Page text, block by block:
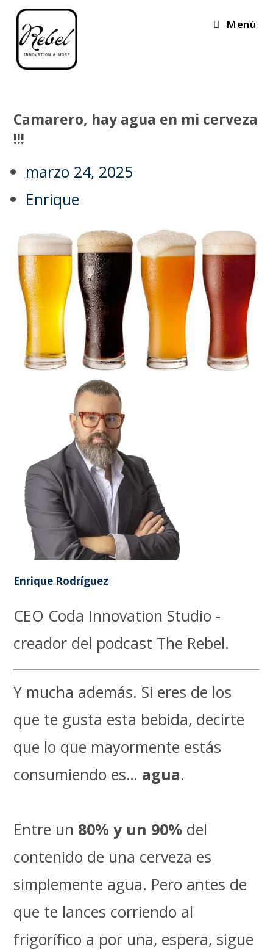
Menú
Camarero, hay agua en mi cerveza
!!!
marzo 24, 2025
Enrique
Enrique Rodríguez
CEO Coda Innovation Studio -
creador del podcast The Rebel.
Y mucha además. Si eres de los
que te gusta esta bebida, decirte
que lo que mayormente estás
consumiendo es… agua.
Entre un 80% y un 90% del
contenido de una cerveza es
simplemente agua. Pero antes de
que te lances corriendo al
frigorífico a por una, espera, sigue